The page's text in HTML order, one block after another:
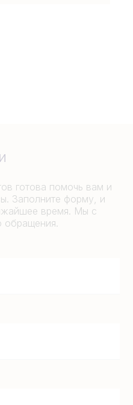
готова помочь вам и
Заполните форму, и
время. Мы с
обращения.